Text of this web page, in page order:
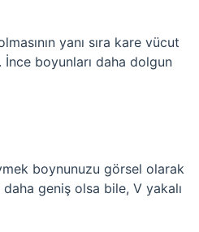
yanı sıra kare vücut
boyunları daha dolgun
boynunuzu görsel olarak
geniş olsa bile, V yakalı